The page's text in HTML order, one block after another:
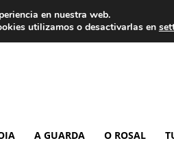
A GUARDA O ROSAL
en nuestra web.
utilizamos o desactivarlas en